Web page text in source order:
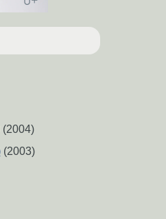
(2004)
(2003)